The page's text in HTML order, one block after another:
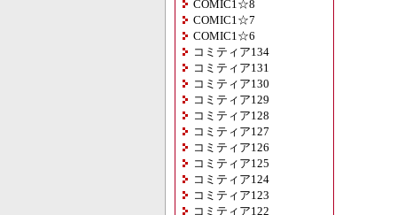
COMIC1☆8
COMIC1☆7
COMIC1☆6
コミティア134
コミティア131
コミティア130
コミティア129
コミティア128
コミティア127
コミティア126
コミティア125
コミティア124
コミティア123
コミティア122